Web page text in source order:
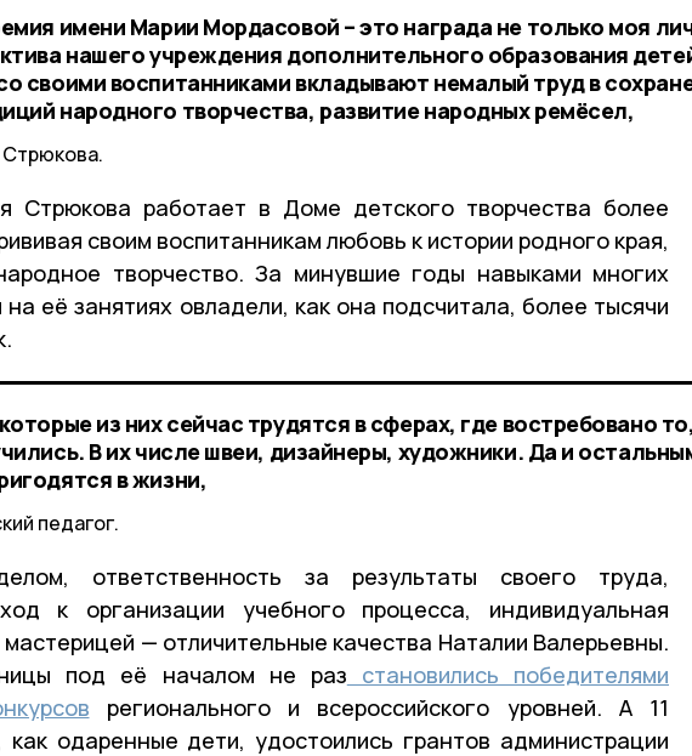
имени Марии Мордасовой – это награда не только моя
нашего учреждения дополнительного образования
своими воспитанниками вкладывают немалый труд в
народного творчества, развитие народных ремёсел,
Стрюкова.
Стрюкова работает в Доме детского творчества более
своим воспитанникам любовь к истории родного края,
творчество. За минувшие годы навыками многих
на её занятиях овладели, как она подсчитала, более тысячи
из них сейчас трудятся в сферах, где востребовано
В их числе швеи, дизайнеры, художники. Да и
в жизни,
педагог.
ответственность за результаты своего труда,
к организации учебного процесса, индивидуальная
— отличительные качества Наталии Валерьевны.
под её началом не раз становились победителями
регионального и всероссийского уровней. А 11
как одаренные дети, удостоились грантов администрации